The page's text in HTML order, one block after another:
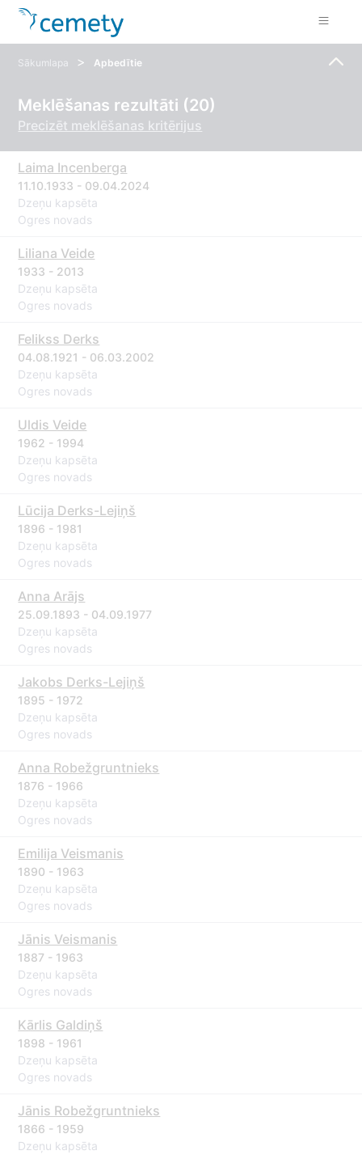
Sākumlapa > Apbedītie
Meklēšanas rezultāti (20)
Precizēt meklēšanas kritērijus
Laima Incenberga
11.10.1933 - 09.04.2024
Dzeņu kapsēta
Ogres novads
Liliana Veide
1933 - 2013
Dzeņu kapsēta
Ogres novads
Felikss Derks
04.08.1921 - 06.03.2002
Dzeņu kapsēta
Ogres novads
Uldis Veide
1962 - 1994
Dzeņu kapsēta
Ogres novads
Lūcija Derks-Lejiņš
1896 - 1981
Dzeņu kapsēta
Ogres novads
Anna Arājs
25.09.1893 - 04.09.1977
Dzeņu kapsēta
Ogres novads
Jakobs Derks-Lejiņš
1895 - 1972
Dzeņu kapsēta
Ogres novads
Anna Robežgruntnieks
1876 - 1966
Dzeņu kapsēta
Ogres novads
Emilija Veismanis
1890 - 1963
Dzeņu kapsēta
Ogres novads
Jānis Veismanis
1887 - 1963
Dzeņu kapsēta
Ogres novads
Kārlis Galdiņš
1898 - 1961
Dzeņu kapsēta
Ogres novads
Jānis Robežgruntnieks
1866 - 1959
Dzeņu kapsēta